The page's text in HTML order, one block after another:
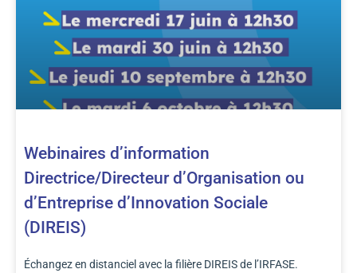
Webinaires d’information
Directrice/Directeur d’Organisation ou
d’Entreprise d’Innovation Sociale
(DIREIS)
Échangez en distanciel avec la filière DIREIS de l’IRFASE.